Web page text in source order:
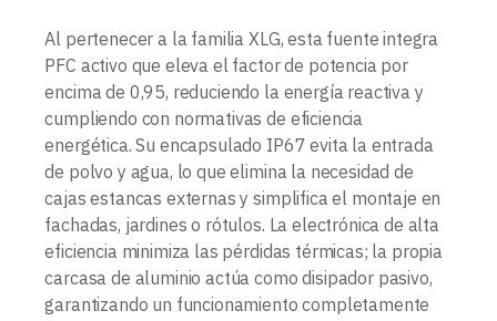
Al pertenecer a la familia XLG, esta fuente integra
PFC activo que eleva el factor de potencia por
encima de 0,95, reduciendo la energía reactiva y
cumpliendo con normativas de eficiencia
energética. Su encapsulado IP67 evita la entrada
de polvo y agua, lo que elimina la necesidad de
cajas estancas externas y simplifica el montaje en
fachadas, jardines o rótulos. La electrónica de alta
eficiencia minimiza las pérdidas térmicas; la propia
carcasa de aluminio actúa como disipador pasivo,
garantizando un funcionamiento completamente